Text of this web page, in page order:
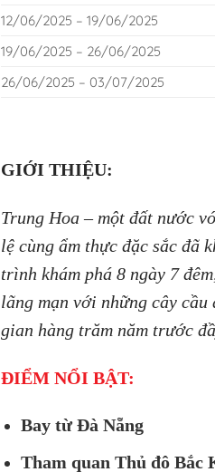
12/06/2025 – 19/06/2025
19/06/2025 – 26/06/2025
26/06/2025 – 03/07/2025
GIỚI THIỆU:
Trung Hoa – một đất nước
lệ cùng ẩm thực đặc sắc đã
trình khám phá 8 ngày 7
lãng mạn với những cây
gian hàng trăm năm trước
ĐIỂM NỔI BẬT:
Bay từ Đà Nẵng
Tham quan Thủ đô